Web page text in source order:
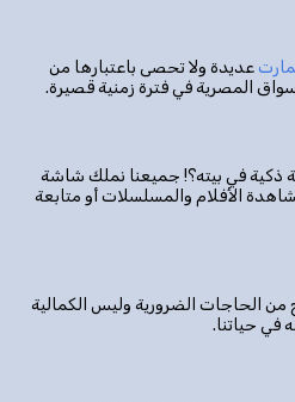
عديدة ولا تحصى باعتبارها من
المصرية في فترة زمنية قصيرة.
ذكية في بيته؟! جميعنا نملك شاشة
الأفلام والمسلسلات أو متابعة
من الحاجات الضرورية وليس الكمالية
في حياتنا.